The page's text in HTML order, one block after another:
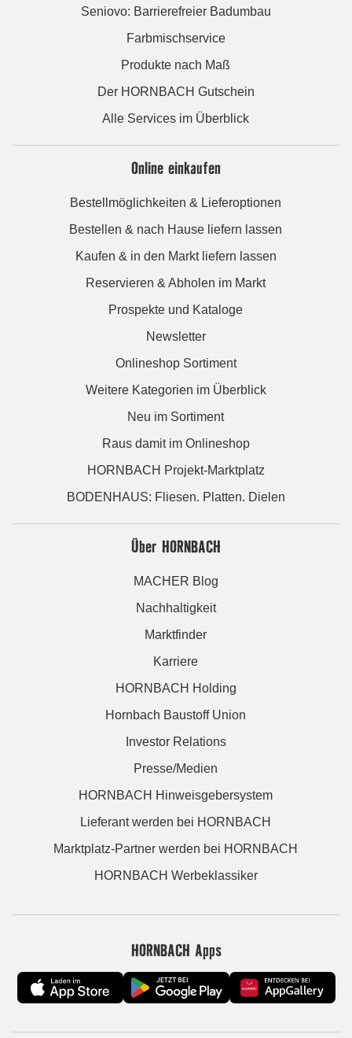
Seniovo: Barrierefreier Badumbau
Farbmischservice
Produkte nach Maß
Der HORNBACH Gutschein
Alle Services im Überblick
Online einkaufen
Bestellmöglichkeiten & Lieferoptionen
Bestellen & nach Hause liefern lassen
Kaufen & in den Markt liefern lassen
Reservieren & Abholen im Markt
Prospekte und Kataloge
Newsletter
Onlineshop Sortiment
Weitere Kategorien im Überblick
Neu im Sortiment
Raus damit im Onlineshop
HORNBACH Projekt-Marktplatz
BODENHAUS: Fliesen. Platten. Dielen
Über HORNBACH
MACHER Blog
Nachhaltigkeit
Marktfinder
Karriere
HORNBACH Holding
Hornbach Baustoff Union
Investor Relations
Presse/Medien
HORNBACH Hinweisgebersystem
Lieferant werden bei HORNBACH
Marktplatz-Partner werden bei HORNBACH
HORNBACH Werbeklassiker
HORNBACH Apps